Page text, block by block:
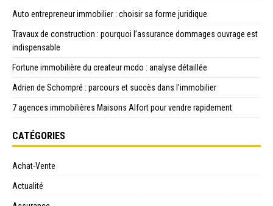
Auto entrepreneur immobilier : choisir sa forme juridique
Travaux de construction : pourquoi l’assurance dommages ouvrage est
indispensable
Fortune immobilière du createur mcdo : analyse détaillée
Adrien de Schompré : parcours et succès dans l’immobilier
7 agences immobilières Maisons Alfort pour vendre rapidement
CATÉGORIES
Achat-Vente
Actualité